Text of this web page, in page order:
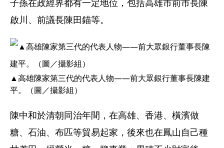
子孫在政經界都有一定地位，包括高雄市前市長陳
啟川、前議長陳田錨等。
▲高雄陳家第三代的代表人物——前大眾銀行董事長陳建
平。（圖／攝影組）
陳中和於清朝同治年間，在高雄、香港、橫濱做
糖、石油、布匹等貿易起家，後來也在鳳山自己種